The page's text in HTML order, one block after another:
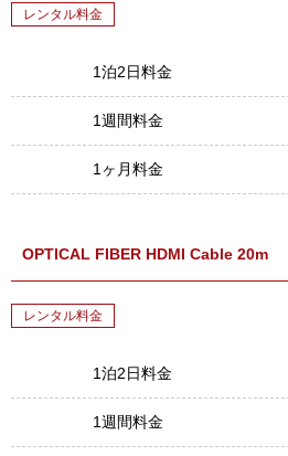
レンタル料金
1泊2日料金
1週間料金
1ヶ月料金
OPTICAL FIBER HDMI Cable 20m
レンタル料金
1泊2日料金
1週間料金